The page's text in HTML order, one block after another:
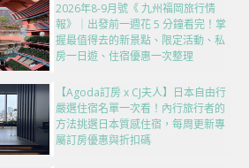
2026年8-9月號《 九州福岡旅行情
報》｜出發前一週花 5 分鐘看完！掌
握最值得去的新景點、限定活動、私
房一日遊、住宿優惠一次整理
【Agoda訂房 x CJ夫人】日本自由行
嚴選住宿名單一次看！內行旅行者的
方法挑選日本質感住宿，每周更新專
屬訂房優惠與折扣碼